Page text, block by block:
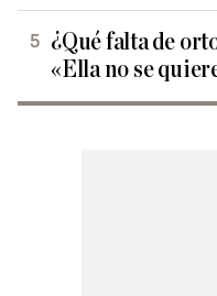
¿Qué falta de
«Ella no se